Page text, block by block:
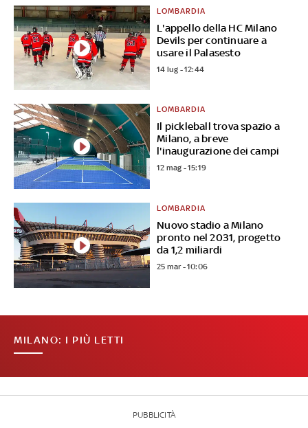
L'appello della HC Milano
Devils per continuare a
usare il Palasesto
LOMBARDIA
14 lug - 12:44
Il pickleball trova spazio a
Milano, a breve
l'inaugurazione dei campi
LOMBARDIA
12 mag - 15:19
Nuovo stadio a Milano
pronto nel 2031, progetto
da 1,2 miliardi
LOMBARDIA
25 mar - 10:06
MILANO: I PIÙ LETTI
PUBBLICITÀ